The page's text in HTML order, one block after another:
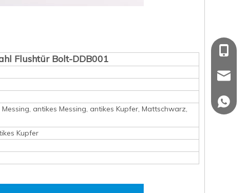
Flushtür Bolt-DDB001
antikes Messing, antikes Kupfer, Mattschwarz,
Kupfer
+86
+86